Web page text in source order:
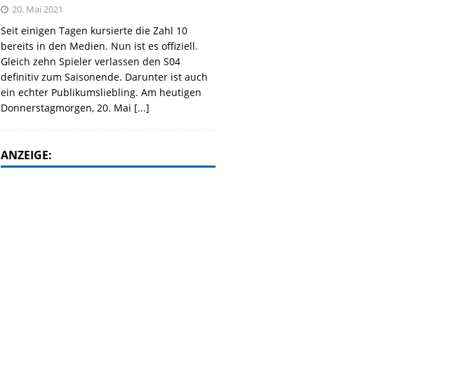
20. Mai 2021
Seit einigen Tagen kursierte die Zahl 10
bereits in den Medien. Nun ist es offiziell.
Gleich zehn Spieler verlassen den S04
definitiv zum Saisonende. Darunter ist auch
ein echter Publikumsliebling. Am heutigen
Donnerstagmorgen, 20. Mai [...]
ANZEIGE: